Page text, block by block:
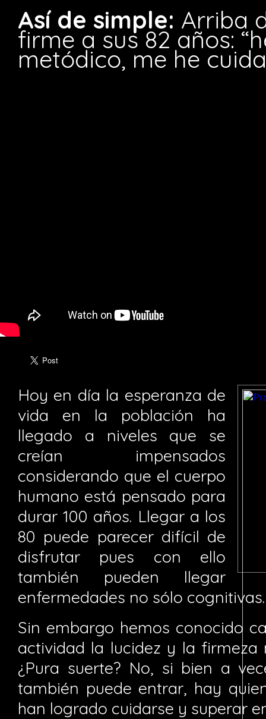
Así de simple: Arriba
firme a sus 82 años:
metódico, me he
Hoy en día la esperanza de
vida en la población ha
llegado a niveles que se
creían impensados
considerando que el cuerpo
humano está pensado para
durar 100 años. Llegar a los
80 puede parecer difícil de
disfrutar pues con ello
también pueden llegar
enfermedades no sólo cognitivas.
Sin embargo hemos conocido
actividad la lucidez y la firmeza
¿Pura suerte? No, si bien a
también puede entrar, hay
han logrado cuidarse y superar